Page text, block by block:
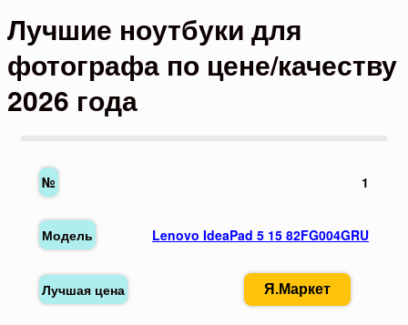
Лучшие ноутбуки для
фотографа по цене/качеству
2026 года
1
Lenovo IdeaPad 5 15 82FG004GRU
Я.Маркет